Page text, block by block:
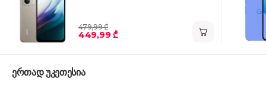
479,99 ₾
449,99 ₾
ერთად უკეთესია